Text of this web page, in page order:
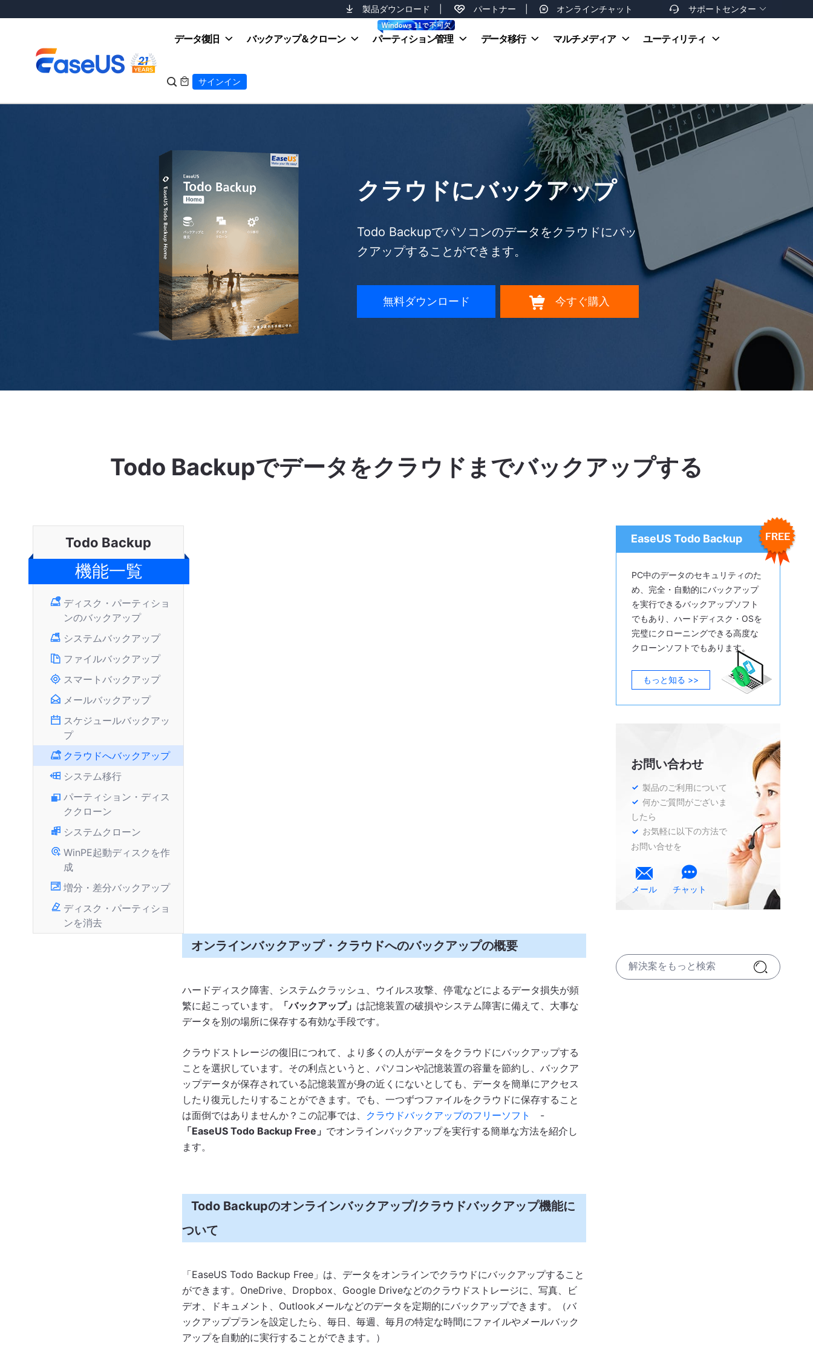
製品ダウンロード パートナー オンラインチャット  サポートセンター 
お支払い方法
友達を紹介
データ復旧 バックアップ＆クローン パーティション管理 データ移行 マルチメディア ユーティリティ
  サインイン
クラウドにバックアップ
Todo Backupでパソコンのデータをクラウドにバッ
クアップすることができます。
無料ダウンロード  今すぐ購入
Todo Backupでデータをクラウドまでバックアップする
Todo Backup
機能一覧
ディスク・パーティショ
ンのバックアップ
システムバックアップ
ファイルバックアップ
スマートバックアップ
メールバックアップ
スケジュールバックアッ
プ
クラウドへバックアップ
システム移行
パーティション・ディス
ククローン
システムクローン
WinPE起動ディスクを作
成
増分・差分バックアップ
ディスク・パーティショ
ンを消去
オンラインバックアップ・クラウドへのバックアップの概要
ハードディスク障害、システムクラッシュ、ウイルス攻撃、停電などによるデータ損失が頻
繁に起こっています。
「バックアップ」 は記憶装置の破損やシステム障害に備えて、大事な
データを別の場所に保存する有効な手段です。
クラウドストレージの復旧につれて、より多くの人がデータをクラウドにバックアップする
ことを選択しています。その利点というと、パソコンや記憶装置の容量を節約し、バックア
ップデータが保存されている記憶装置が身の近くにないとしても、データを簡単にアクセス
したり復元したりすることができます。でも、一つずつファイルをクラウドに保存すること
は面倒ではありませんか？この記事では、
クラウドバックアップのフリーソフト
-
「EaseUS Todo Backup Free」 でオンラインバックアップを実行する簡単な方法を紹介し
ます。
Todo Backupのオンラインバックアップ/クラウドバックアップ機能に
ついて
「EaseUS Todo Backup Free」は、データをオンラインでクラウドにバックアップすること
ができます。OneDrive、Dropbox、Google Driveなどのクラウドストレージに、写真、ビ
デオ、ドキュメント、Outlookメールなどのデータを定期的にバックアップできます。（バ
ックアッププランを設定したら、毎日、毎週、毎月の特定な時間にファイルやメールバック
アップを自動的に実行することができます。）
EaseUS Todo Backup
PC中のデータのセキュリティのた
め、完全・自動的にバックアップ
を実行できるバックアップソフト
でもあり、ハードディスク・OSを
完璧にクローニングできる高度な
クローンソフトでもあります。
もっと知る >>
お問い合わせ
製品のご利用について
何かご質問がございま
したら
お気軽に以下の方法で
お問い合せを

メール

チャット